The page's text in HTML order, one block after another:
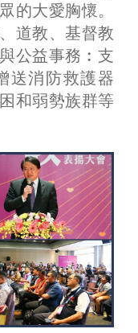
的大愛胸懷。
道教、基督教
公益事務︰支
送消防救護器
和弱勢族群等